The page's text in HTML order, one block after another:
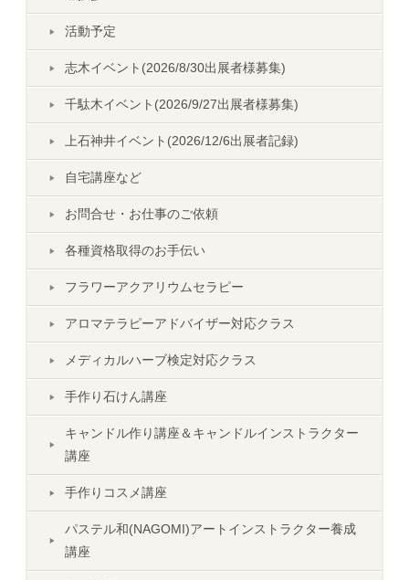
活動予定
志木イベント(2026/8/30出展者様募集)
千駄木イベント(2026/9/27出展者様募集)
上石神井イベント(2026/12/6出展者記録)
自宅講座など
お問合せ・お仕事のご依頼
各種資格取得のお手伝い
フラワーアクアリウムセラピー
アロマテラピーアドバイザー対応クラス
メディカルハーブ検定対応クラス
手作り石けん講座
キャンドル作り講座＆キャンドルインストラクター
講座
手作りコスメ講座
パステル和(NAGOMI)アートインストラクター養成
講座